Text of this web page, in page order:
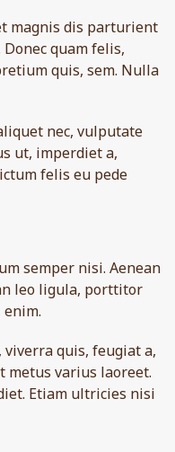
magnis dis parturient
quam felis,
quis, sem. Nulla
nec, vulputate
ut, imperdiet a,
felis eu pede
semper nisi. Aenean
leo ligula, porttitor
enim.
quis, feugiat a,
metus varius laoreet.
Etiam ultricies nisi